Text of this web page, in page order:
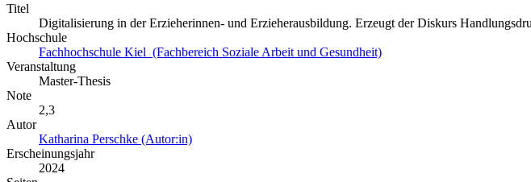
Titel
Digitalisierung in der Erzieherinnen- und Erzieherausbildung. Erzeugt der Diskurs
Hochschule
Fachhochschule Kiel (Fachbereich Soziale Arbeit und Gesundheit)
Veranstaltung
Master-Thesis
Note
2,3
Autor
Katharina Perschke (Autor:in)
Erscheinungsjahr
2024